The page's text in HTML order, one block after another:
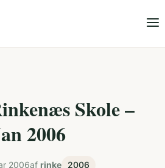
Skole –
2006
2006af rinke 2006